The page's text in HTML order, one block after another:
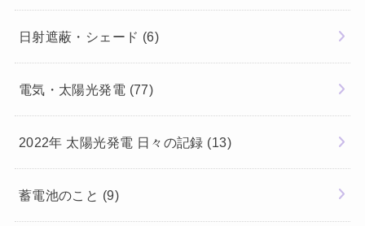
日射遮蔽・シェード (6)
電気・太陽光発電 (77)
2022年 太陽光発電 日々の記録 (13)
蓄電池のこと (9)